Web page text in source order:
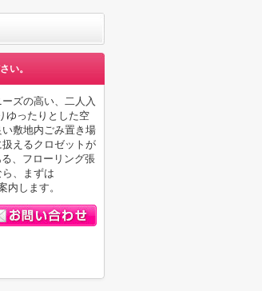
い。
ズの高い、二人入
ゆったりとした空
敷地内ごみ置き場
えるクロゼットが
、フローリング張
、まずは
します。